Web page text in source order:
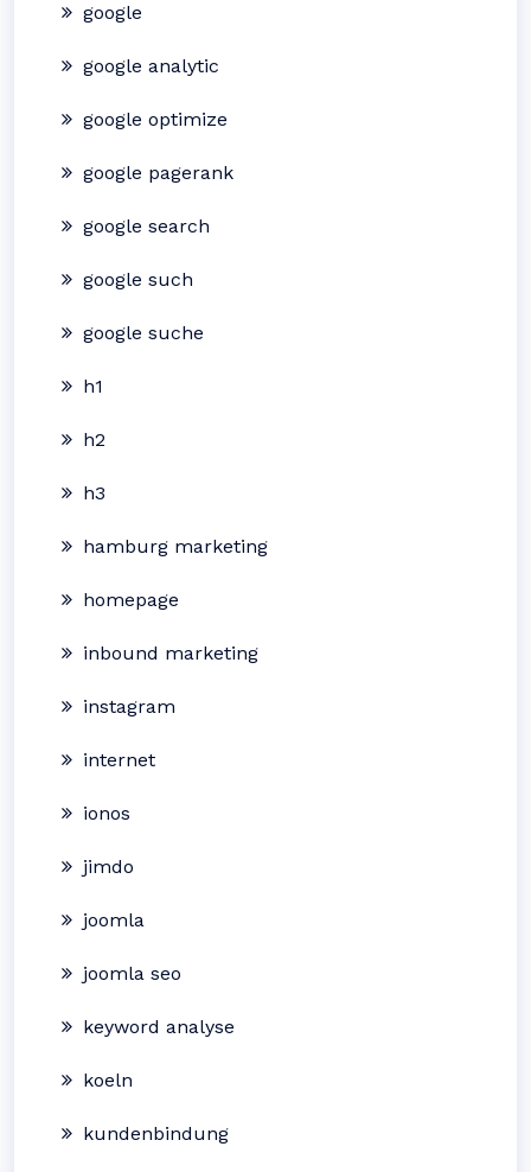
google
google analytic
google optimize
google pagerank
google search
google such
google suche
h1
h2
h3
hamburg marketing
homepage
inbound marketing
instagram
internet
ionos
jimdo
joomla
joomla seo
keyword analyse
koeln
kundenbindung